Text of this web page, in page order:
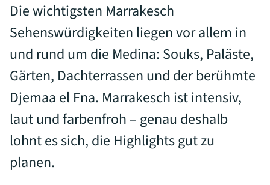
Die wichtigsten Marrakesch
Sehenswürdigkeiten liegen vor allem in
und rund um die Medina: Souks, Paläste,
Gärten, Dachterrassen und der berühmte
Djemaa el Fna. Marrakesch ist intensiv,
laut und farbenfroh – genau deshalb
lohnt es sich, die Highlights gut zu
planen.